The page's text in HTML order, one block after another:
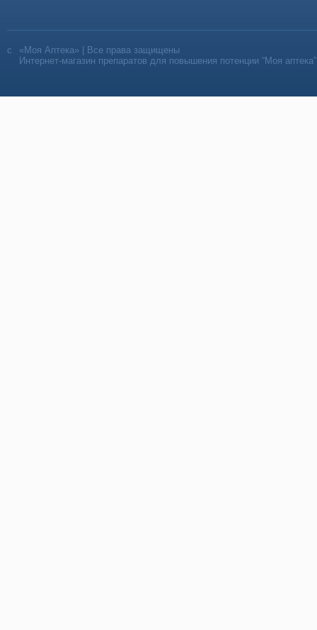
«Моя Аптека» | Все права защищены
Интернет-магазин препаратов для повышения потенции “Моя